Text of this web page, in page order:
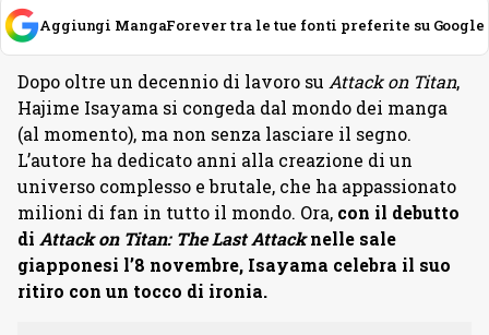
Aggiungi MangaForever tra le tue fonti preferite su Google
Dopo oltre un decennio di lavoro su Attack on Titan,
Hajime Isayama si congeda dal mondo dei manga
(al momento), ma non senza lasciare il segno.
L’autore ha dedicato anni alla creazione di un
universo complesso e brutale, che ha appassionato
milioni di fan in tutto il mondo. Ora, con il debutto
di Attack on Titan: The Last Attacknelle sale
giapponesi l’8 novembre, Isayama celebra il suo
ritiro con un tocco di ironia.